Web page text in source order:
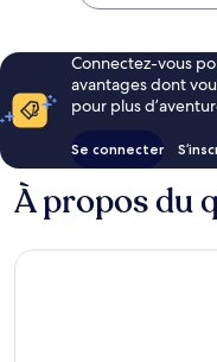
Connectez-vous
avantages dont
pour plus
Se connecter
À propos du